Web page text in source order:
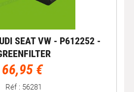
SEAT VW - P612252 -
66,95 €
Réf : 56281